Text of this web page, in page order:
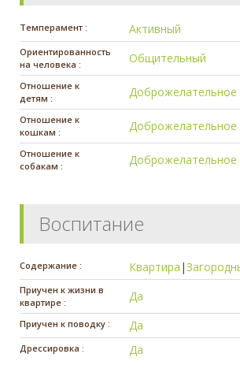
Темперамент : Активный
Ориентированность
на человека :
Общительный
Отношение к
детям :
Доброжелательное
Отношение к
кошкам :
Доброжелательное
Отношение к
собакам :
Доброжелательное
Воспитание
Содержание : Квартира |
Приучен к жизни в
квартире :
Да
Приучен к поводку : Да
Дрессировка : Да